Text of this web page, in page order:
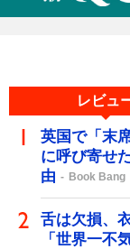
レビュ
英国で「末
に呼び寄せ
由
Book Bang
舌は欠損、
「世界一不